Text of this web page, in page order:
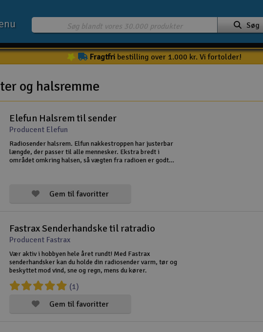
Søg
Fragtfribestilling over 1.000 kr. Vi fortolder!
og halsremme
Elefun Halsrem til sender
Producent Elefun
Radiosender halsrem. Elfun nakkestroppen har justerbar
længde, der passer til alle mennesker. Ekstra bredt i
området omkring halsen, så vægten fra radioen er godt
Gem til favoritter
Fastrax Senderhandske til ratradio
Producent Fastrax
Vær aktiv i hobbyen hele året rundt! Med Fastrax
senderhandsker kan du holde din radiosender varm, tør og
beskyttet mod vind, sne og regn, mens du kører.
Gem til favoritter
(1)